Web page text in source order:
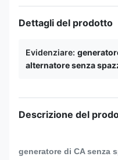
Dettagli del prodotto
Evidenziare:
alternatore senza
Descrizione del
generatore di CA senza